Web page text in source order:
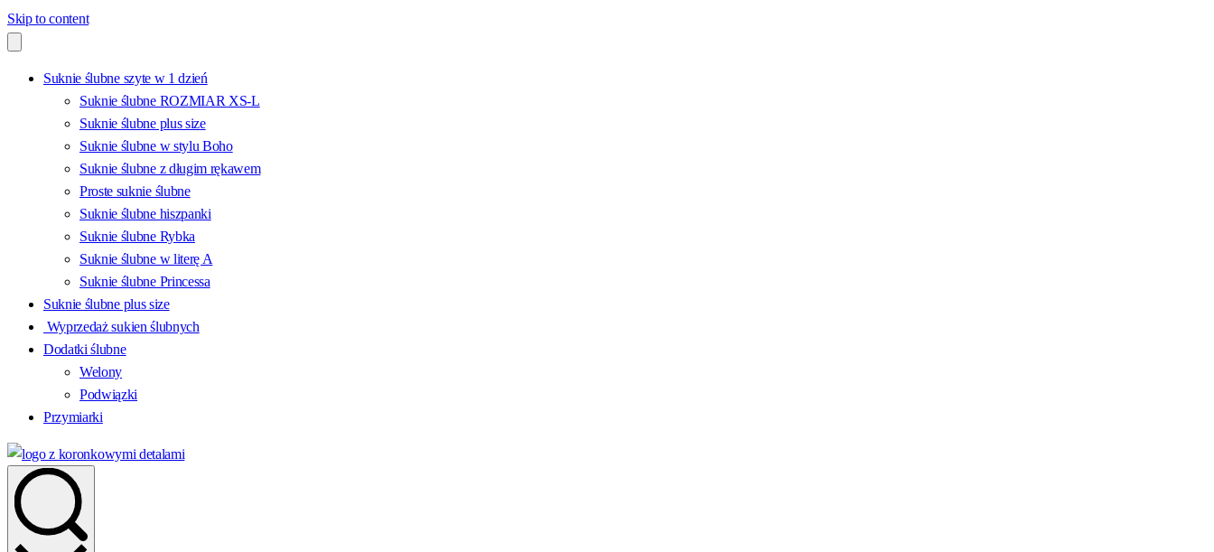
Skip to content
Suknie ślubne szyte w 1 dzień
Suknie ślubne ROZMIAR XS-L
Suknie ślubne plus size
Suknie ślubne w stylu Boho
Suknie ślubne z długim rękawem
Proste suknie ślubne
Suknie ślubne hiszpanki
Suknie ślubne Rybka
Suknie ślubne w literę A
Suknie ślubne Princessa
Suknie ślubne plus size
Wyprzedaż sukien ślubnych
Dodatki ślubne
Welony
Podwiązki
Przymiarki